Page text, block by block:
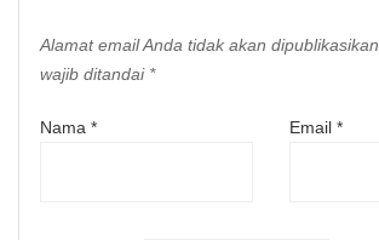
Alamat email Anda tidak akan dipublikasikan.
wajib ditandai *
Nama * Email *